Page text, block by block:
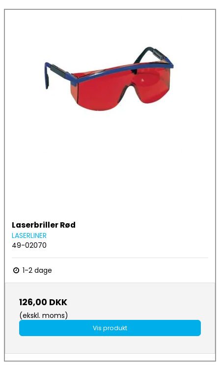
Laserbriller Rød
LASERLINER
49-02070
1-2 dage
126,00 DKK
(ekskl. moms)
Vis produkt